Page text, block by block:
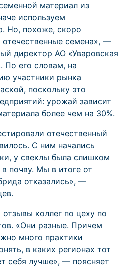
материал из
используем
Но, похоже, скоро
отечественные семена», —
директор АО «Уваровская
По его словам, на
участники рынка
поскольку это
урожай зависит
более чем на 30%.
отечественный
С ним начались
у свеклы была слишком
почву. Мы в итоге от
отказались», —
коллег по цеху по
«Они разные. Причем
много практики
в каких регионах тот
себя лучше», — поясняет